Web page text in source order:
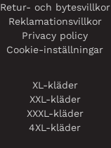
Retur- och bytesvillkor
Reklamationsvillkor
Privacy policy
Cookie-inställningar
XL-kläder
XXL-kläder
XXXL-kläder
4XL-kläder